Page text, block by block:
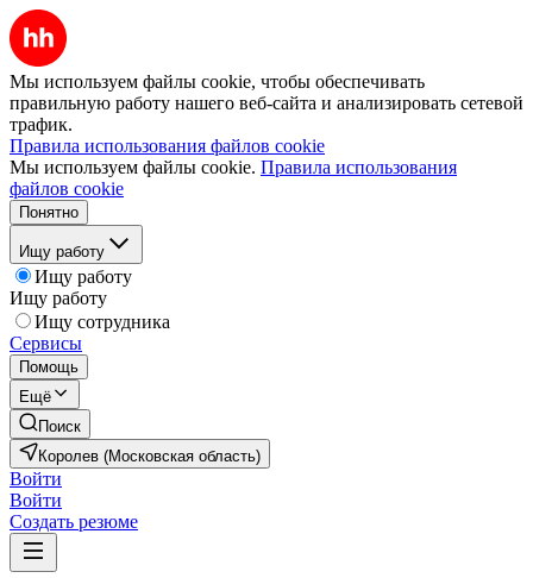
Мы используем файлы cookie, чтобы обеспечивать
правильную работу нашего веб-сайта и анализировать сетевой
трафик.
Правила использования файлов cookie
Мы используем файлы cookie. Правила использования
файлов cookie
Понятно
Ищу работу
Ищу работу
Ищу работу
Ищу сотрудника
Сервисы
Помощь
Ещё
Поиск
Королев (Московская область)
Войти
Войти
Создать резюме